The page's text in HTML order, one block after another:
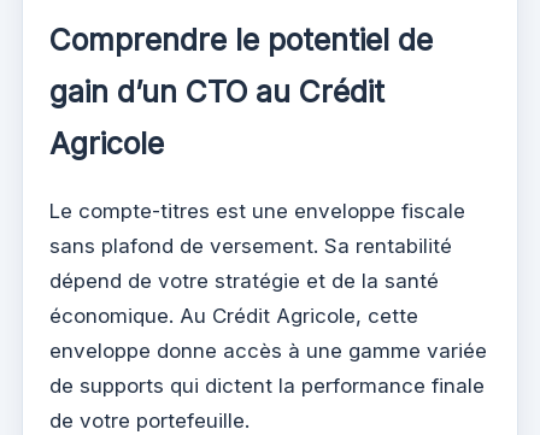
Comprendre le potentiel de
gain d’un CTO au Crédit
Agricole
Le compte-titres est une enveloppe fiscale
sans plafond de versement. Sa rentabilité
dépend de votre stratégie et de la santé
économique. Au Crédit Agricole, cette
enveloppe donne accès à une gamme variée
de supports qui dictent la performance finale
de votre portefeuille.